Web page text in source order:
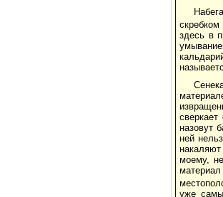
здесь в
назовут
ней
моему,
уже